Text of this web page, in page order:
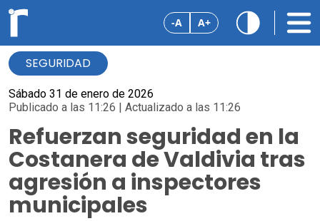
-A A+
SEGURIDAD
Sábado 31 de enero de 2026
Publicado a las 11:26 | Actualizado a las 11:26
Refuerzan seguridad en la
Costanera de Valdivia tras
agresión a inspectores
municipales